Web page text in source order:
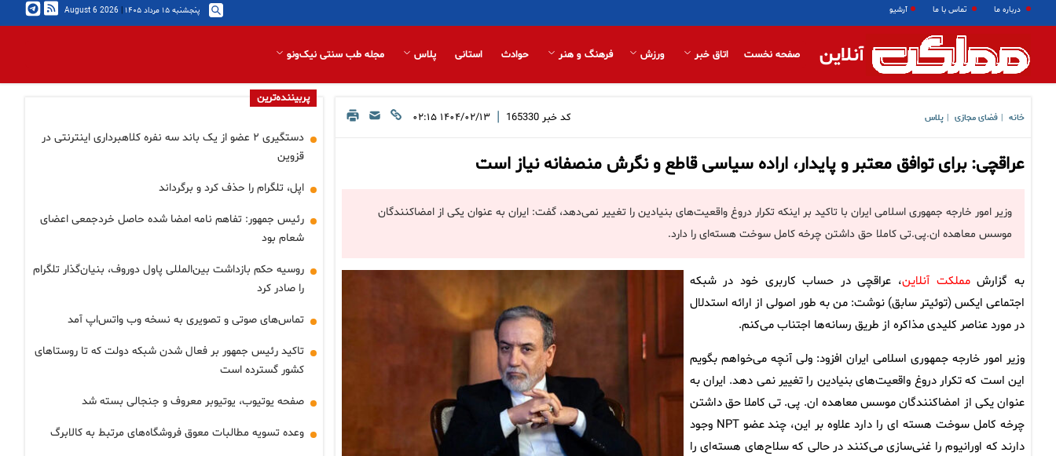
درباره ما تماس با ما آرشیو پنجشنبه ۱۵ مرداد ۱۴۰۵ |
2026 August 6
آنلاین صفحه نخست اتاق خبر ورزش فرهنگ و هنر حوادث استانی پلاس مجله طب سنتی نیک‌ونو
خانه فضای مجازی پلاس کد خبر 165330
| ۱۴۰۴/۰۲/۱۳ ۰۲:۱۵
عراقچی: برای توافق معتبر و پایدار، اراده سیاسی قاطع و نگرش منصفانه نیاز است
وزیر امور خارجه جمهوری اسلامی ایران با تاکید بر اینکه تکرار دروغ‌ واقعیت‌های بنیادین را تغییر نمی‌دهد، گفت: ایران به عنوان یکی از امضاکنندگان
موسس معاهده ان.پی.تی کاملا حق داشتن چرخه کامل سوخت هسته‌ای را دارد.
به گزارشمملکت آنلاین، عراقچی در حساب کاربری خود در شبکه
اجتماعی ایکس (توئیتر سابق) نوشت: من به طور اصولی از ارائه استدلال
در مورد عناصر کلیدی مذاکره از طریق رسانه‌ها اجتناب می‌کنم.
وزیر امور خارجه جمهوری اسلامی ایران افزود: ولی آنچه می‌خواهم بگویم
این است که تکرار دروغ‌ واقعیت‌های بنیادین را تغییر نمی دهد. ایران به
عنوان یکی از امضاکنندگان موسس معاهده ان. پی. تی کاملا حق داشتن
چرخه کامل سوخت هسته ای را دارد علاوه بر این، چند عضو NPT وجود
دارند که اورانیوم را غنی‌سازی می‌کنند در حالی که سلاح‌های هسته‌ای را
پربیننده‌ترین
دستگیری ۲ عضو از یک باند سه نفره کلاهبرداری اینترنتی در
قزوین
اپل، تلگرام را حذف کرد و برگرداند
رئیس جمهور: تفاهم نامه امضا شده حاصل خردجمعی اعضای
شعام بود
روسیه حکم بازداشت بین‌المللی پاول دوروف، بنیان‌گذار تلگرام
را صادر کرد
تماس‌های صوتی و تصویری به نسخه وب واتس‌اپ آمد
تاکید رئیس جمهور بر فعال شدن شبکه دولت که تا روستاهای
کشور گسترده است
صفحه یوتیوب، یوتیوبر معروف و جنجالی بسته شد
وعده تسویه مطالبات معوق فروشگاه‌های مرتبط به کالابرگ